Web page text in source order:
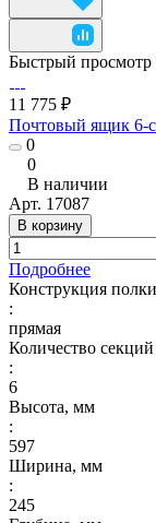
Быстрый просмотр
11 775 ₽
Почтовый ящик 6-
0
0
В наличии
Арт. 17087
В корзину
Подробнее
Конструкция
:
прямая
Количество
:
6
Высота, мм
:
597
Ширина, мм
:
245